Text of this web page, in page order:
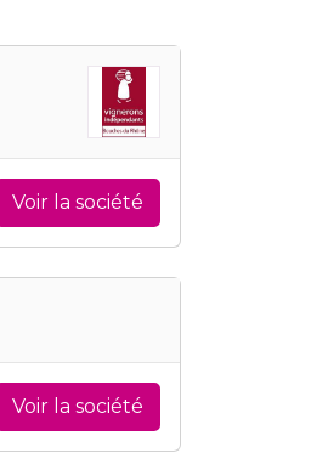
Voir la société
Voir la société